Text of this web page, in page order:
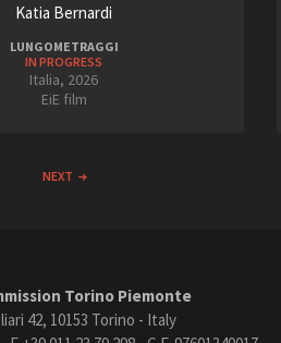
Katia Bernardi
LUNGOMETRAGGI
IN PROGRESS
Italia, 2026
EiE film
NEXT
Torino Piemonte
42, 10153 Torino - Italy